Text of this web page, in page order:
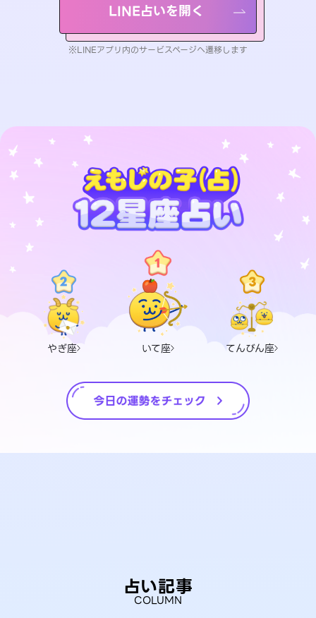
LINE占いを開く
※LINEアプリ内のサービスページへ遷移します
やぎ座 いて座 てんびん座
占い記事
COLUMN